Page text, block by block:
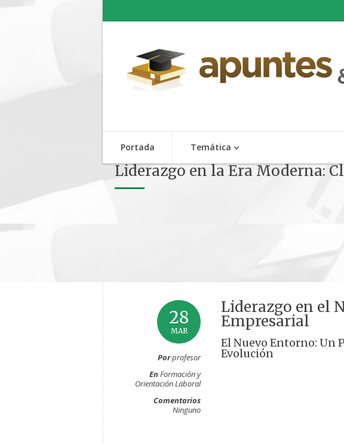
Portada Temática
Liderazgo en la Era Moderna:
28
MAR
Porprofesor
EnFormación y
Orientación Laboral
Comentarios
Ninguno
Liderazgo en el
Empresarial
El Nuevo Entorno: Un
Evolución